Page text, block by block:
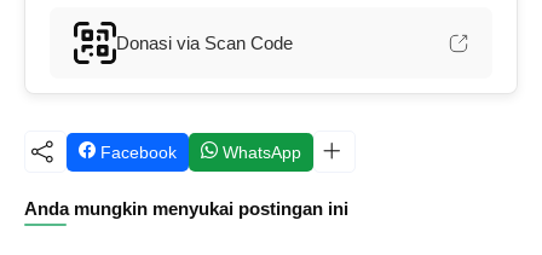
Donasi via Scan Code
Facebook WhatsApp
Anda mungkin menyukai postingan ini